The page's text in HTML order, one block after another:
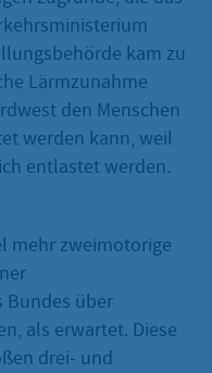
kam zu
Lärmzunahme
den Menschen
werden kann, weil
entlastet werden.
mehr zweimotorige
Bundes über
als erwartet. Diese
drei- und